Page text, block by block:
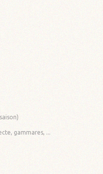
gammares, ...